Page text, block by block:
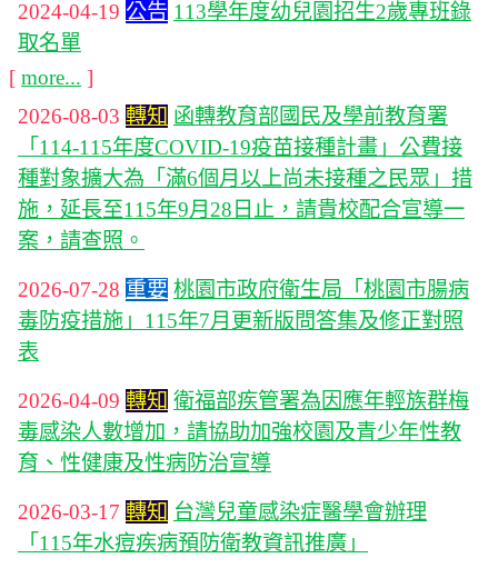
2024-04-19 公告 113學年度幼兒園招生2歲專班錄
取名單
[ more... ]
2026-08-03 轉知 函轉教育部國民及學前教育署
「114-115年度COVID-19疫苗接種計畫」公費接
種對象擴大為「滿6個月以上尚未接種之民眾」措
施，延長至115年9月28日止，請貴校配合宣導一
案，請查照。
2026-07-28 重要 桃園市政府衛生局「桃園市腸病
毒防疫措施」115年7月更新版問答集及修正對照
表
2026-04-09 轉知 衛福部疾管署為因應年輕族群梅
毒感染人數增加，請協助加強校園及青少年性教
育、性健康及性病防治宣導
2026-03-17 轉知 台灣兒童感染症醫學會辦理
「115年水痘疾病預防衛教資訊推廣」